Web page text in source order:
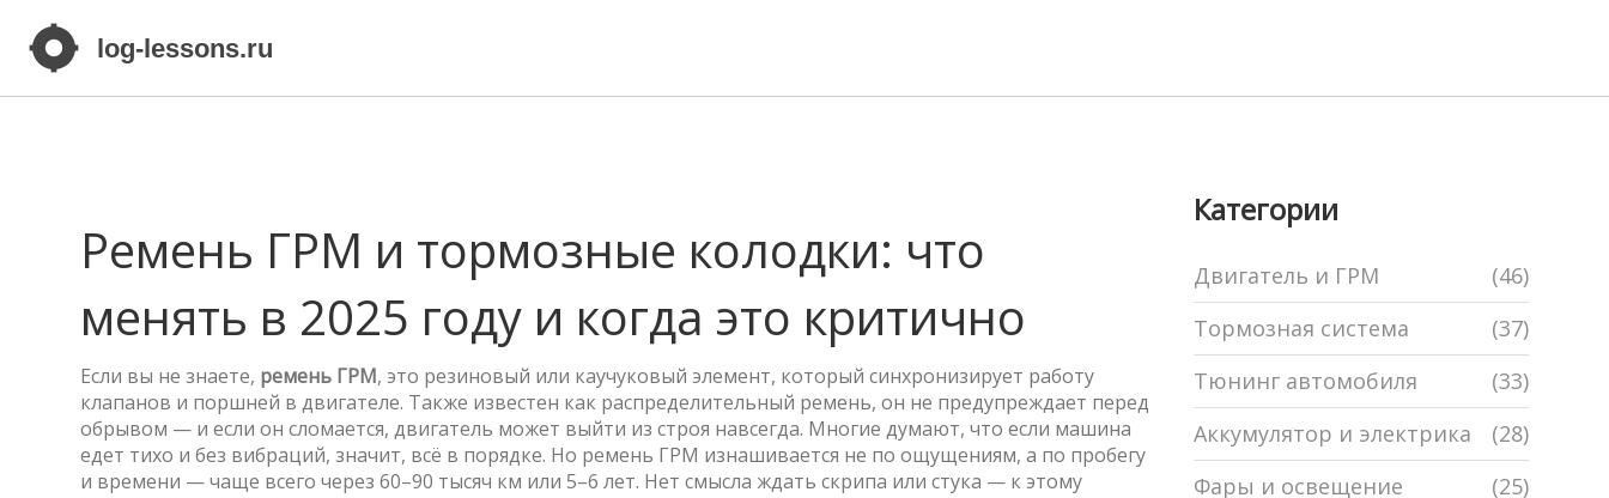
Ремень ГРМ и тормозные колодки: что
менять в 2025 году и когда это критично
Если вы не знаете, ремень ГРМ, это резиновый или каучуковый элемент, который синхронизирует работу
клапанов и поршней в двигателе. Также известен как распределительный ремень, он не предупреждает перед
обрывом — и если он сломается, двигатель может выйти из строя навсегда. Многие думают, что если машина
едет тихо и без вибраций, значит, всё в порядке. Но ремень ГРМ изнашивается не по ощущениям, а по пробегу
и времени — чаще всего через 60–90 тысяч км или 5–6 лет. Нет смысла ждать скрипа или стука — к этому
Категории
Двигатель и ГРМ
(46)
Тормозная система
(37)
Тюнинг автомобиля
(33)
Аккумулятор и электрика
(28)
Фары и освещение
(25)